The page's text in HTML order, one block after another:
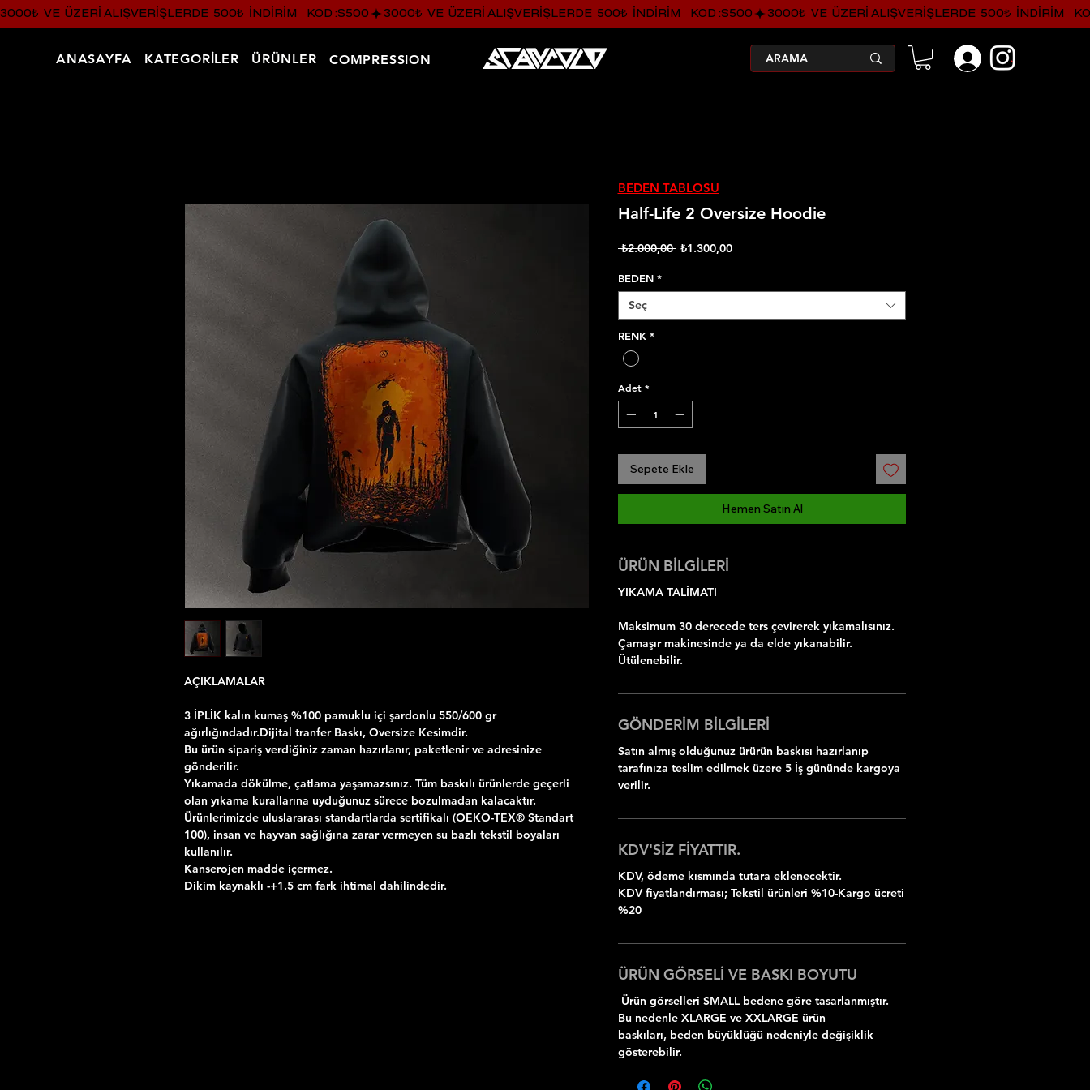
3000₺  VE  ÜZERI ALIŞVERIŞLERDE  500₺  INDIRIM    KOD :S500
ANASAYFA KATEGORİLER ÜRÜNLER COMPRESSION .
AÇIKLAMALAR
3 İPLİK kalın kumaş %100 pamuklu içi şardonlu 550/600 gr
ağırlığındadır.Dijital tranfer Baskı, Oversize Kesimdir.
Bu ürün sipariş verdiğiniz zaman hazırlanır, paketlenir ve adresinize
gönderilir.
Yıkamada dökülme, çatlama yaşamazsınız. Tüm baskılı ürünlerde geçerli
olan yıkama kurallarına uyduğunuz sürece bozulmadan kalacaktır.
Ürünlerimizde uluslararası standartlarda sertifikalı (OEKO-TEX® Standart
100), insan ve hayvan sağlığına zarar vermeyen su bazlı tekstil boyaları
kullanılır.
Kanserojen madde içermez.
Dikim kaynaklı -+1.5 cm fark ihtimal dahilindedir.
Half-Life 2 Oversize Hoodie
₺2.000,00 Normal
₺1.300,00İndirimli
BEDEN *
Seç
RENK *
Adet *
Sepete Ekle
Hemen Satın Al
ÜRÜN BİLGİLERİ
YIKAMA TALİMATI
Maksimum 30 derecede ters çevirerek yıkamalısınız.
Çamaşır makinesinde ya da elde yıkanabilir.
Ütülenebilir.
GÖNDERİM BİLGİLERİ
Satın almış olduğunuz ürürün baskısı hazırlanıp
tarafınıza teslim edilmek üzere 5 İş gününde kargoya
verilir.
KDV'SİZ FİYATTIR.
KDV, ödeme kısmında tutara eklenecektir.
KDV fiyatlandırması; Tekstil ürünleri %10-Kargo ücreti
%20
ÜRÜN GÖRSELİ VE BASKI BOYUTU
Ürün görselleri SMALL bedene göre tasarlanmıştır.
Bu nedenle XLARGE ve XXLARGE ürün
baskıları, beden büyüklüğü nedeniyle değişiklik
gösterebilir.
BEDEN TABLOSU